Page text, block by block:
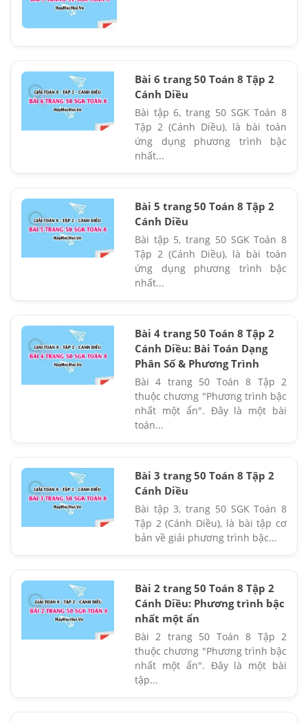
Bài 6 trang 50 Toán 8 Tập 2
Cánh Diều
Bài tập 6, trang 50 SGK Toán 8
Tập 2 (Cánh Diều), là bài toán
ứng dụng phương trình bậc
nhất...
Bài 5 trang 50 Toán 8 Tập 2
Cánh Diều
Bài tập 5, trang 50 SGK Toán 8
Tập 2 (Cánh Diều), là bài toán
ứng dụng phương trình bậc
nhất...
Bài 4 trang 50 Toán 8 Tập 2
Cánh Diều: Bài Toán Dạng
Phân Số & Phương Trình
Bài 4 trang 50 Toán 8 Tập 2
thuộc chương "Phương trình bậc
nhất một ẩn". Đây là một bài
toán...
Bài 3 trang 50 Toán 8 Tập 2
Cánh Diều
Bài tập 3, trang 50 SGK Toán 8
Tập 2 (Cánh Diều), là bài tập cơ
bản về giải phương trình bậc...
Bài 2 trang 50 Toán 8 Tập 2
Cánh Diều: Phương trình bậc
nhất một ẩn
Bài 2 trang 50 Toán 8 Tập 2
thuộc chương "Phương trình bậc
nhất một ẩn". Đây là một bài
tập...